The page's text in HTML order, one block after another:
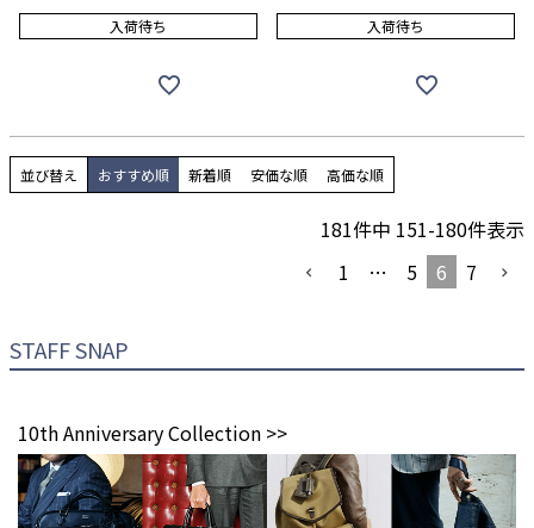
入荷待ち 入荷待ち
並び替え おすすめ順 新着順 安価な順 高価な順
181件中 151-180件表示
1
… 5 6 7
STAFF SNAP
10th Anniversary Collection >>